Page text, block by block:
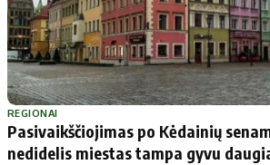
REGIONAI
Pasivaikščiojimas po Kėdainių
nedidelis miestas tampa gyvu